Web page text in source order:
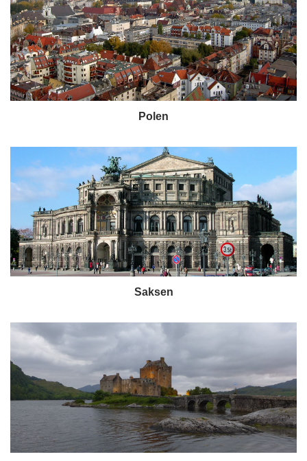
Polen
Saksen